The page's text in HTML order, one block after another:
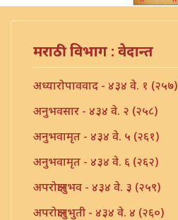
मराठी विभाग : वेदान्त
अध्यारोपाववाद - ४३४ वे. १ (२५७)
अनुभवसार - ४३४ वे. २ (२५८)
अनुभवामृत - ४३४ वे. ५ (२६१)
अनुभवामृत - ४३४ वे. ६ (२६२)
अपरोक्षानुभव - ४३४ वे. ३ (२५९)
अपरोक्षानुभुती - ४३४ वे. ४ (२६०)